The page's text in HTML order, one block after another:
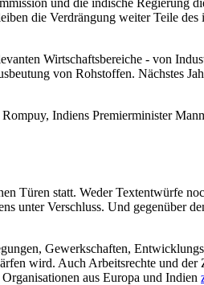
und die indische Regierung
die Verdrängung weiter Teile des
Wirtschaftsbereiche - von
von Rohstoffen. Nächstes
Indiens Premierminister
Türen statt. Weder Textentwürfe
unter Verschluss. Und gegenüber
Gewerkschaften,
wird. Auch Arbeitsrechte und
aus Europa und Indien